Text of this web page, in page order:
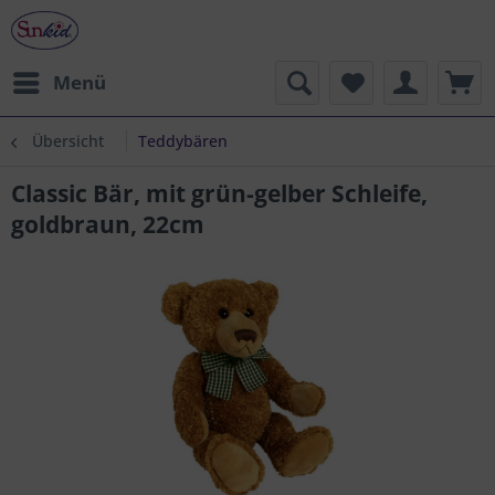
Menü
Übersicht Teddybären
Classic Bär, mit grün-gelber Schleife,
goldbraun, 22cm